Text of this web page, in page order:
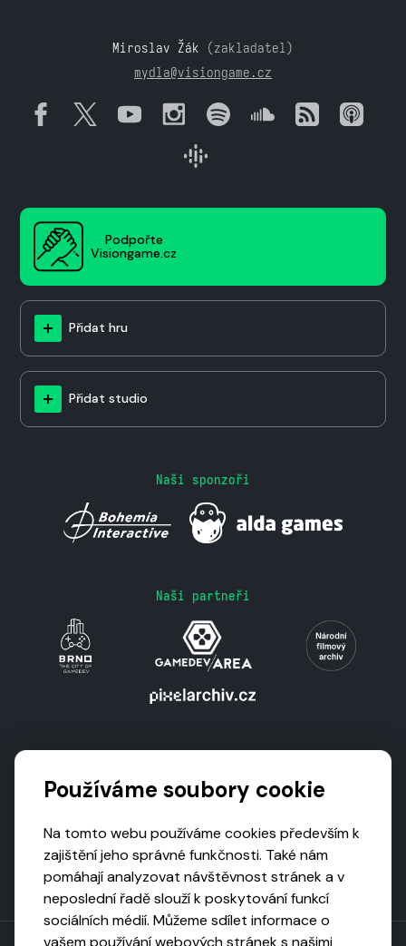
Miroslav Žák (zakladatel)
mydla@visiongame.cz
Podpořte
Visiongame.cz
Přidat hru
Přidat studio
Naši sponzoři
Naši partneři
Používáme soubory cookie
Na tomto webu používáme cookies především k
zajištění jeho správné funkčnosti. Také nám
pomáhají analyzovat návštěvnost stránek a v
neposlední řadě slouží k poskytování funkcí
sociálních médií. Můžeme sdílet informace o
vašem používání webových stránek s našimi